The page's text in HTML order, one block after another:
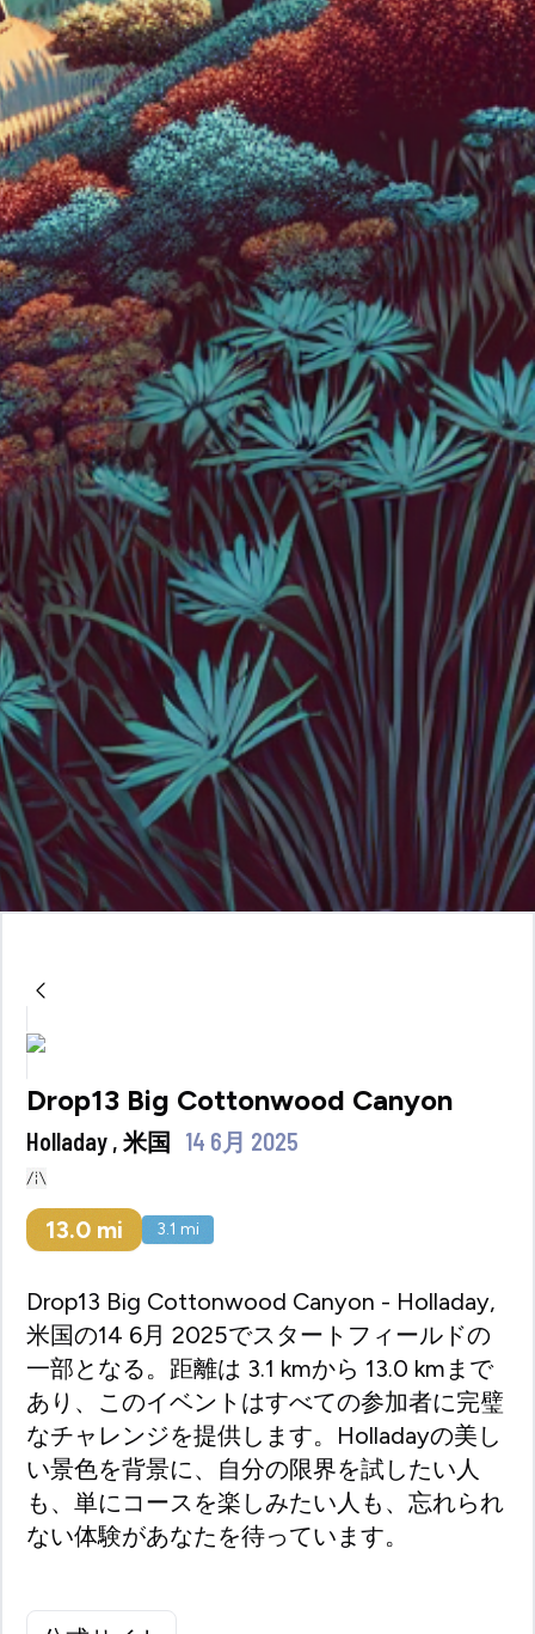
Drop13 Big Cottonwood Canyon
Holladay , 米国 14 6月 2025
13.0 mi 3.1 mi
Drop13 Big Cottonwood Canyon - Holladay,
米国の14 6月 2025でスタートフィールドの
一部となる。距離は 3.1 kmから 13.0 kmまで
あり、このイベントはすべての参加者に完璧
なチャレンジを提供します。Holladayの美し
い景色を背景に、自分の限界を試したい人
も、単にコースを楽しみたい人も、忘れられ
ない体験があなたを待っています。